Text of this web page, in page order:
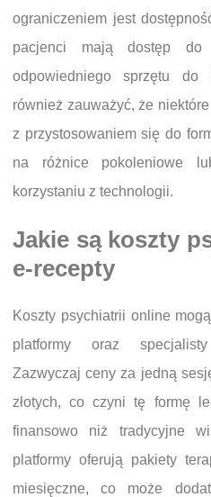
ograniczeniem jest
pacjenci mają dostęp do
odpowiedniego sprzętu do
również zauważyć, że
z przystosowaniem się do
na różnice pokoleniowe
korzystaniu z technologii.
Jakie są koszty
e-recepty
Koszty psychiatrii online
platformy oraz
Zazwyczaj ceny za jedną
złotych, co czyni tę formę
finansowo niż tradycyjne
platformy oferują pakiety
miesięczne, co może